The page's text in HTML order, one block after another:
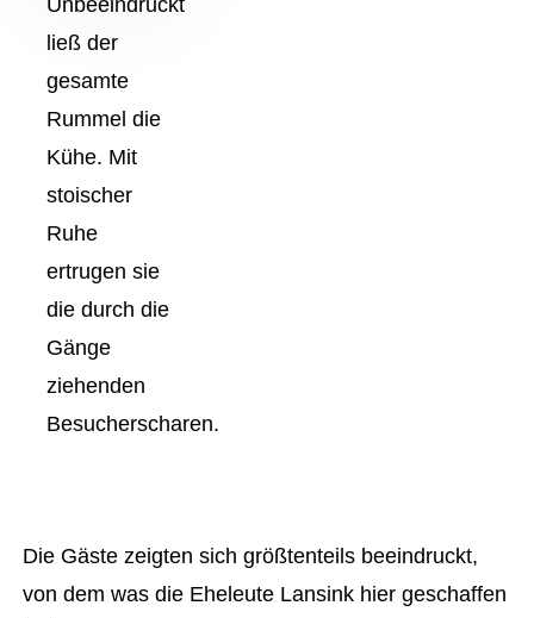
ließ der
gesamte
Rummel die
Kühe. Mit
stoischer
Ruhe
ertrugen sie
die durch die
Gänge
ziehenden
Besucherscharen.
Die Gäste zeigten sich größtenteils beeindruckt,
von dem was die Eheleute Lansink hier geschaffen